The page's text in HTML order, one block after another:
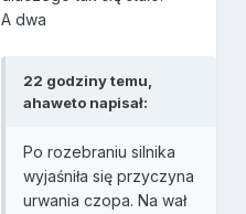
A dwa
22 godziny temu,
ahaweto napisał:
Po rozebraniu silnika
wyjaśniła się przyczyna
urwania czopa. Na wał